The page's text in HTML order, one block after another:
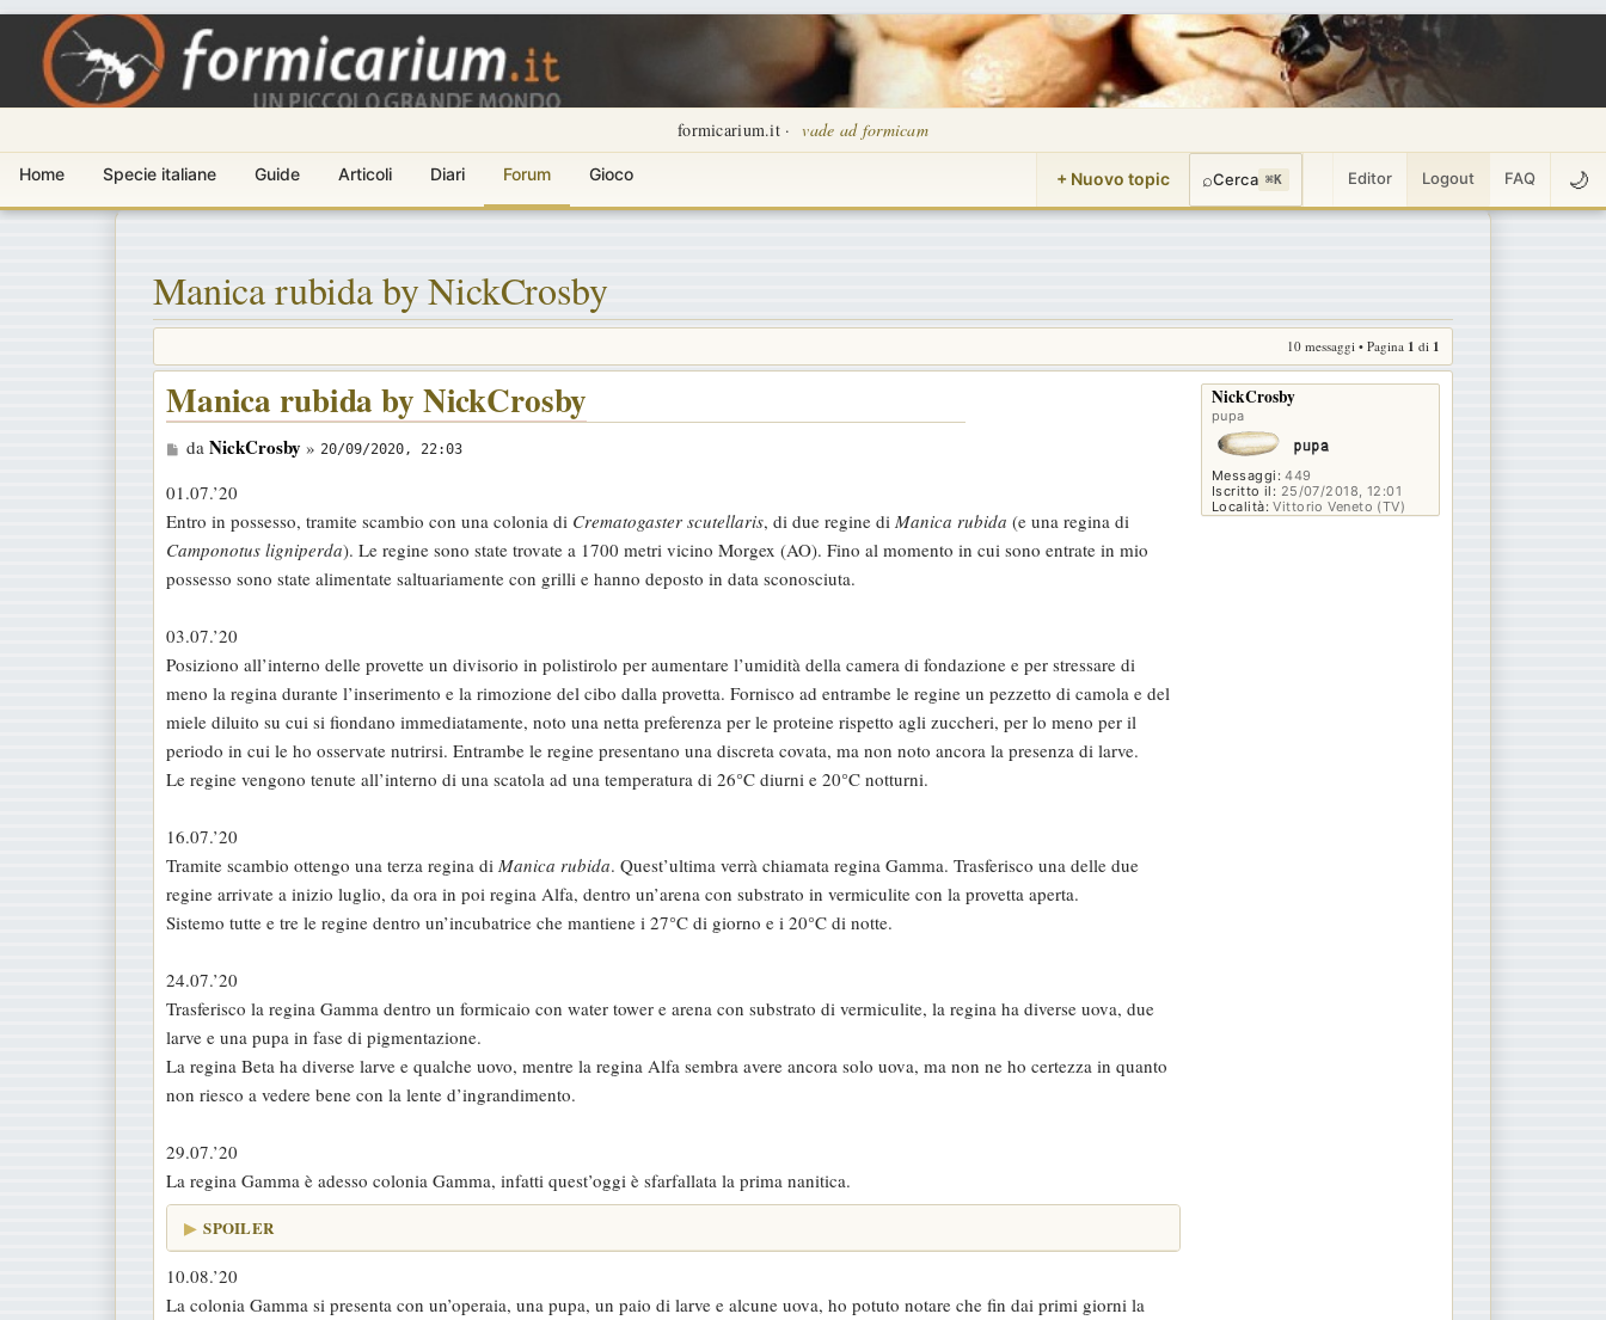
formicarium.it · vade ad formicam
Home Specie italiane Guide Articoli Diari Forum Gioco + Nuovo topic ⌕Cerca ⌘K Editor Logout FAQ 🌙
Manica rubida by NickCrosby
10 messaggi • Pagina 1 di 1
NickCrosby
pupa
Messaggi: 449
Iscritto il: 25/07/2018, 12:01
Località: Vittorio Veneto (TV)
Manica rubida by NickCrosby
M
s
s
a
g
i
o
da NickCrosby » 20/09/2020, 22:03
01.07.’20
Entro in possesso, tramite scambio con una colonia di Crematogaster scutellaris, di due regine di Manica rubida (e una regina di
Camponotus ligniperda). Le regine sono state trovate a 1700 metri vicino Morgex (AO). Fino al momento in cui sono entrate in mio
possesso sono state alimentate saltuariamente con grilli e hanno deposto in data sconosciuta.
03.07.’20
Posiziono all’interno delle provette un divisorio in polistirolo per aumentare l’umidità della camera di fondazione e per stressare di
meno la regina durante l’inserimento e la rimozione del cibo dalla provetta. Fornisco ad entrambe le regine un pezzetto di camola e del
miele diluito su cui si fiondano immediatamente, noto una netta preferenza per le proteine rispetto agli zuccheri, per lo meno per il
periodo in cui le ho osservate nutrirsi. Entrambe le regine presentano una discreta covata, ma non noto ancora la presenza di larve.
Le regine vengono tenute all’interno di una scatola ad una temperatura di 26°C diurni e 20°C notturni.
16.07.’20
Tramite scambio ottengo una terza regina di Manica rubida. Quest’ultima verrà chiamata regina Gamma. Trasferisco una delle due
regine arrivate a inizio luglio, da ora in poi regina Alfa, dentro un’arena con substrato in vermiculite con la provetta aperta.
Sistemo tutte e tre le regine dentro un’incubatrice che mantiene i 27°C di giorno e i 20°C di notte.
24.07.’20
Trasferisco la regina Gamma dentro un formicaio con water tower e arena con substrato di vermiculite, la regina ha diverse uova, due
larve e una pupa in fase di pigmentazione.
La regina Beta ha diverse larve e qualche uovo, mentre la regina Alfa sembra avere ancora solo uova, ma non ne ho certezza in quanto
non riesco a vedere bene con la lente d’ingrandimento.
29.07.’20
La regina Gamma è adesso colonia Gamma, infatti quest’oggi è sfarfallata la prima nanitica.
SPOILER
10.08.’20
La colonia Gamma si presenta con un’operaia, una pupa, un paio di larve e alcune uova, ho potuto notare che fin dai primi giorni la